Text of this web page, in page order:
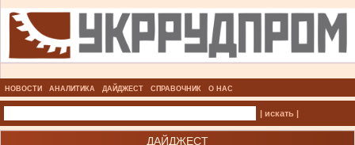
НОВОСТИ АНАЛИТИКА ДАЙДЖЕСТ СПРАВОЧНИК О НАС
| искать |
ДАЙДЖЕСТ